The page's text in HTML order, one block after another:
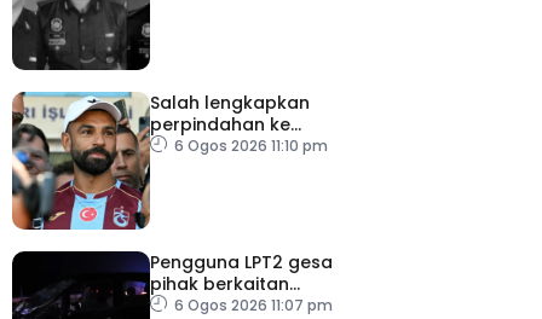
Salah lengkapkan
perpindahan ke
Trabzonspor
6 Ogos 2026 11:10 pm
Pengguna LPT2 gesa
pihak berkaitan
pertingkat keselamatan
6 Ogos 2026 11:07 pm